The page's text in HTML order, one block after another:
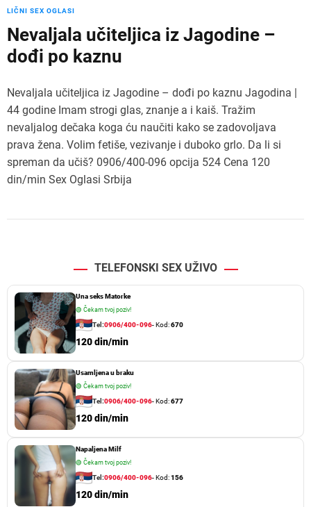
LIČNI SEX OGLASI
Nevaljala učiteljica iz Jagodine –
dođi po kaznu
Nevaljala učiteljica iz Jagodine – dođi po kaznu Jagodina |
44 godine Imam strogi glas, znanje a i kaiš. Tražim
nevaljalog dečaka koga ću naučiti kako se zadovoljava
prava žena. Volim fetiše, vezivanje i duboko grlo. Da li si
spreman da učiš? 0906/400-096 opcija 524 Cena 120
din/min Sex Oglasi Srbija
TELEFONSKI SEX UŽIVO
Una seks Matorke
🟢 Čekam tvoj poziv!
Tel:0906/400-096- Kod:670
120 din/min
Usamljena u braku
🟢 Čekam tvoj poziv!
Tel:0906/400-096- Kod:677
120 din/min
Napaljena Milf
🟢 Čekam tvoj poziv!
Tel:0906/400-096- Kod:156
120 din/min